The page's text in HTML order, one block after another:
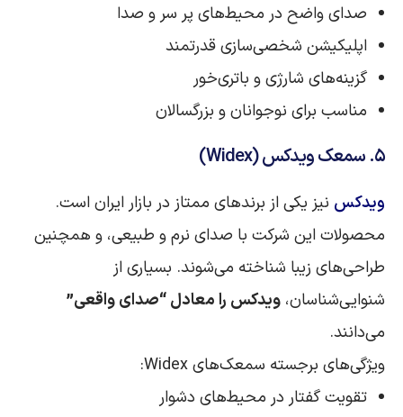
صدای واضح در محیط‌های پر سر و صدا
اپلیکیشن شخصی‌سازی قدرتمند
گزینه‌های شارژی و باتری‌خور
مناسب برای نوجوانان و بزرگسالان
۵. سمعک ویدکس (Widex)
ویدکس نیز یکی از برندهای ممتاز در بازار ایران است.
محصولات این شرکت با صدای نرم و طبیعی، و همچنین
طراحی‌های زیبا شناخته می‌شوند. بسیاری از
شنوایی‌شناسان، ویدکس را معادل “صدای واقعی”
می‌دانند.
ویژگی‌های برجسته سمعک‌های Widex:
تقویت گفتار در محیط‌های دشوار